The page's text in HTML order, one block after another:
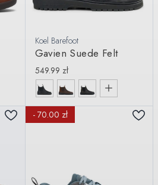
Koel Barefoot
Gavien Suede Felt
549.99 zł
- 70.00 zł